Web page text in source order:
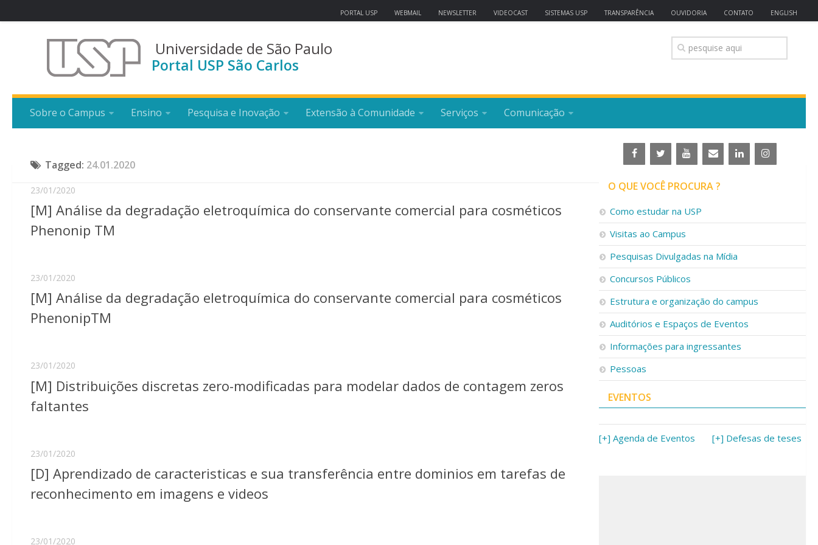
PORTAL USP WEBMAIL NEWSLETTER VIDEOCAST SISTEMAS USP TRANSPARÊNCIA OUVIDORIA CONTATO ENGLISH
Universidade de São Paulo
Portal USP São Carlos
Sobre o Campus Ensino Pesquisa e Inovação Extensão à Comunidade Serviços Comunicação
Tagged: 24.01.2020
23/01/2020
[M] Análise da degradação eletroquímica do conservante comercial para cosméticos
Phenonip TM
23/01/2020
[M] Análise da degradação eletroquímica do conservante comercial para cosméticos
PhenonipTM
23/01/2020
[M] Distribuições discretas zero-modificadas para modelar dados de contagem zeros
faltantes
23/01/2020
[D] Aprendizado de caracteristicas e sua transferência entre dominios em tarefas de
reconhecimento em imagens e videos
23/01/2020
O QUE VOCÊ PROCURA ?
Como estudar na USP
Visitas ao Campus
Pesquisas Divulgadas na Mídia
Concursos Públicos
Estrutura e organização do campus
Auditórios e Espaços de Eventos
Informações para ingressantes
Pessoas
EVENTOS
[+] Agenda de Eventos [+] Defesas de teses